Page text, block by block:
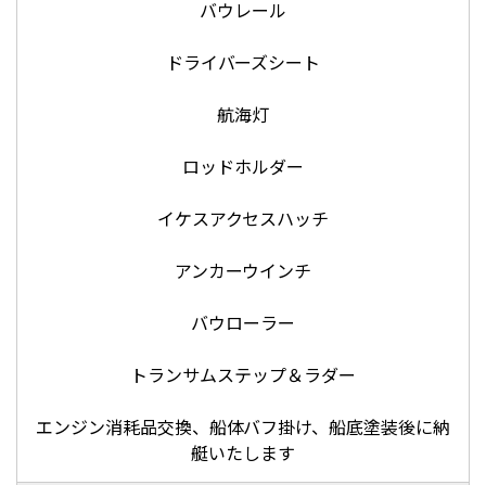
バウレール
ドライバーズシート
航海灯
ロッドホルダー
イケスアクセスハッチ
アンカーウインチ
バウローラー
トランサムステップ＆ラダー
エンジン消耗品交換、船体バフ掛け、船底塗装後に納
艇いたします